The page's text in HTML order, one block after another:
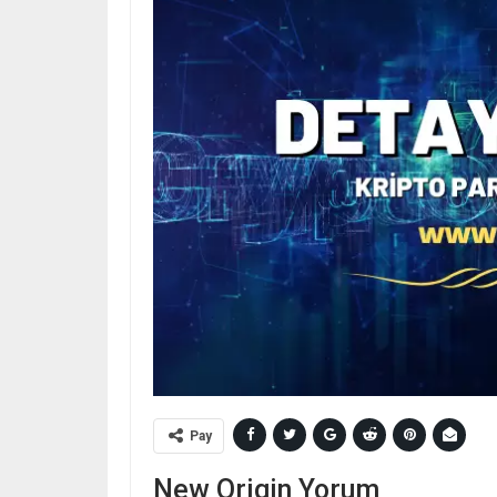
Pay
New Origin Yorum